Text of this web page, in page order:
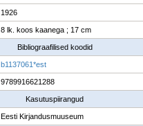
1926
8 lk. koos kaanega ; 17 cm
Bibliograafilised koodid
b1137061*est
9789916621288
Kasutuspiirangud
Eesti Kirjandusmuuseum